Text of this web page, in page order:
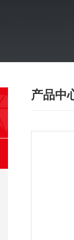
产品中